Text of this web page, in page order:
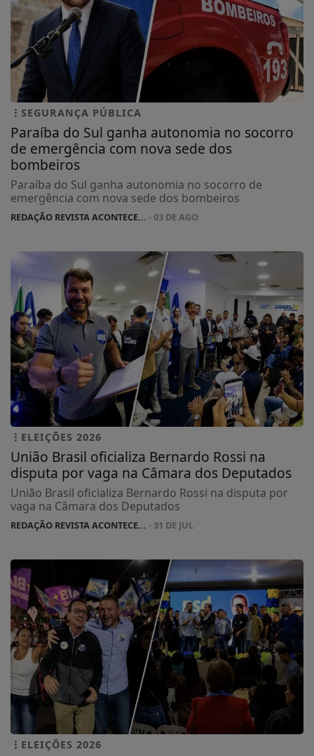
SEGURANÇA PÚBLICA
Paraíba do Sul ganha autonomia no socorro
de emergência com nova sede dos
bombeiros
Paraíba do Sul ganha autonomia no socorro de
emergência com nova sede dos bombeiros
REDAÇÃO REVISTA ACONTECE... - 03 DE AGO
ELEIÇÕES 2026
União Brasil oficializa Bernardo Rossi na
disputa por vaga na Câmara dos Deputados
União Brasil oficializa Bernardo Rossi na disputa por
vaga na Câmara dos Deputados
REDAÇÃO REVISTA ACONTECE... - 31 DE JUL
ELEIÇÕES 2026